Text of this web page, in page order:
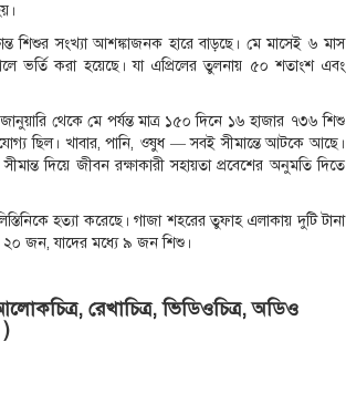
শিশুর সংখ্যা আশঙ্কাজনক হারে বাড়ছে। মে মাসেই ৬ মাস
ভর্তি করা হয়েছে। যা এপ্রিলের তুলনায় ৫০ শতাংশ এবং
থেকে মে পর্যন্ত মাত্র ১৫০ দিনে ১৬ হাজার ৭৩৬ শিশু
ছিল। খাবার, পানি, ওষুধ — সবই সীমান্তে আটকে আছে।
দিয়ে জীবন রক্ষাকারী সহায়তা প্রবেশের অনুমতি দিতে
হত্যা করেছে। গাজা শহরের তুফাহ এলাকায় দুটি টানা
জন, যাদের মধ্যে ৯ জন শিশু।
রেখাচিত্র, ভিডিওচিত্র, অডিও
)